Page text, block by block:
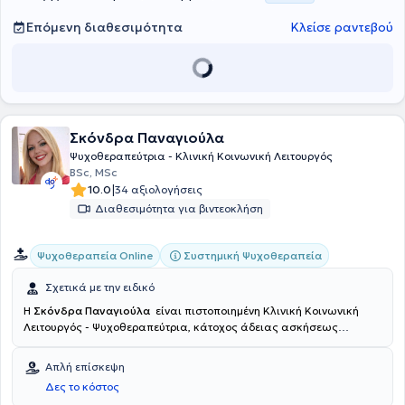
και τη δημιουργία μιας ασφαλούς και υποστηρικτικής
θεραπευτικής σχέσης. Η επαγγελματική της πορεία χαρακτηρίζεται
Επόμενη διαθεσιμότητα Κλείσε ραντεβού
Σκόνδρα Παναγιούλα
Ψυχοθεραπεύτρια - Κλινική Κοινωνική Λειτουργός
BSc, MSc
10.0|34 αξιολογήσεις
Διαθεσιμότητα για βιντεοκλήση
Ψυχοθεραπεία Online Συστημική Ψυχοθεραπεία
Σχετικά με την ειδικό
Η Σκόνδρα Παναγιούλα είναι πιστοποιημένη Κλινική Κοινωνική
Λειτουργός - Ψυχοθεραπεύτρια, κάτοχος άδειας ασκήσεως
Πατρών. Εξειδικεύτηκε και ολοκλήρωσε την 4ετή εκπαίδευση της
στη Συστημική - Οικογενειακή Ψυχοθεραπεία στην Εταιρεία
Συστημικής Θεραπείας και Παρέμβασης σε Άτομα,Οικογένειες και
Απλή επίσκεψη
Δες το κόστος